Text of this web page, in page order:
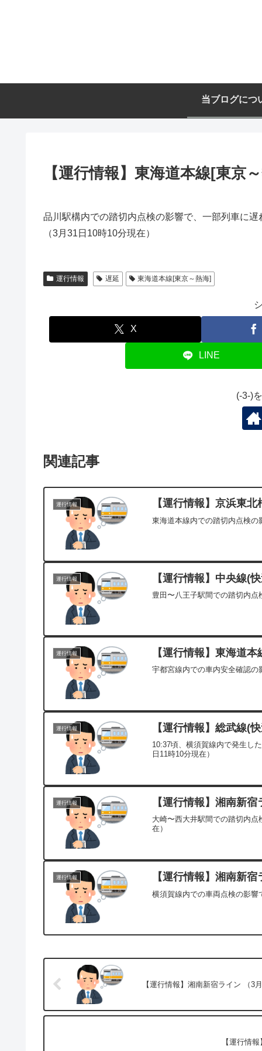
当ブログにつ
【運行情報】東海道本線[東京
品川駅構内での踏切内点検の影響で、一部列車に遅
（3月31日10時10分現在）
運行情報 遅延 東海道本線[東京～熱海]
X
LINE
(-3-)
関連記事
運行情報 【運行情報】京浜東
東海道本線内での踏切内点検の
運行情報 【運行情報】中央線(
豊田〜八王子駅間での踏切内点
運行情報 【運行情報】東海道
宇都宮線内での車内安全確認の
運行情報 【運行情報】総武線(
10:37頃、横須賀線内で発生し
日11時10分現在）
運行情報 【運行情報】湘南新
大崎〜西大井駅間での踏切内
在）
運行情報 【運行情報】湘南新
横須賀線内での車両点検の影響
【運行情報】湘南新宿ライン （3
【運行情